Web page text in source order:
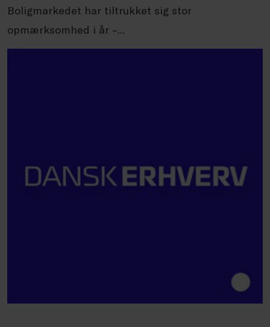
Boligmarkedet har tiltrukket sig stor
opmærksomhed i år –...